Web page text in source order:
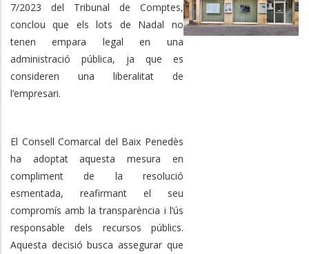
7/2023 del Tribunal de Comptes,
conclou que els lots de Nadal no
tenen empara legal en una
administració pública, ja que es
consideren una liberalitat de
l’empresari.
El Consell Comarcal del Baix Penedès
ha adoptat aquesta mesura en
compliment de la resolució
esmentada, reafirmant el seu
compromís amb la transparència i l’ús
responsable dels recursos públics.
Aquesta decisió busca assegurar que